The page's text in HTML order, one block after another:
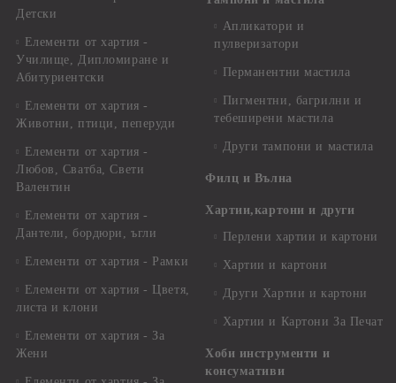
Детски
Елементи от хартия -
Училище, Дипломиране и
Абитуриентски
Елементи от хартия -
Животни, птици, пеперуди
Елементи от хартия -
Любов, Сватба, Свети
Валентин
Елементи от хартия -
Дантели, бордюри, ъгли
Елементи от хартия - Рамки
Елементи от хартия - Цветя,
листа и клони
Елементи от хартия - За
Жени
Апликатори и
пулверизатори
Перманентни мастила
Пигментни, багрилни и
тебеширени мастила
Други тампони и мастила
Филц и Вълна
Хартии,картони и други
Перлени хартии и картони
Хартии и картони
Други Хартии и картони
Хартии и Картони За Печат
Хоби инструменти и
консумативи